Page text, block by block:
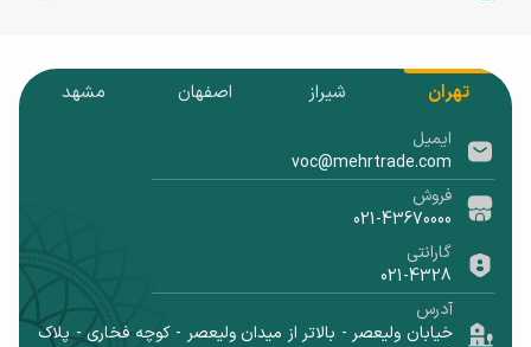
تهران شیراز اصفهان مشهد
ایمیل
voc@mehrtrade.com
فروش
021-43670000
گارانتی
021-4328
آدرس
خیابان ولیعصر - بالاتر از میدان ولیعصر - کوچه فخاری - پلاک